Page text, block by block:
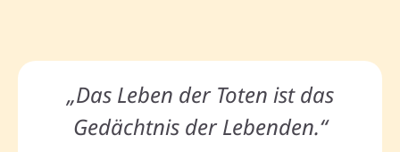
„Das Leben der Toten ist das
Gedächtnis der Lebenden.“